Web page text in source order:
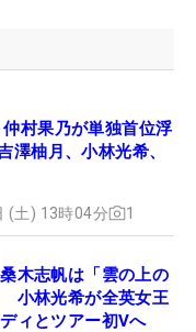
仲村果乃が単独首位浮
柚月、小林光希、
(土) 13時04分 1
木志帆は「雲の上の
小林光希が全英女王
ィとツアー初Vへ